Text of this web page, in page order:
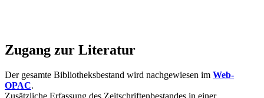
Zugang zur Literatur
Der gesamte Bibliotheksbestand wird nachgewiesen im Web-
OPAC.
Zusätzliche Erfassung des Zeitschriftenbestandes in einer